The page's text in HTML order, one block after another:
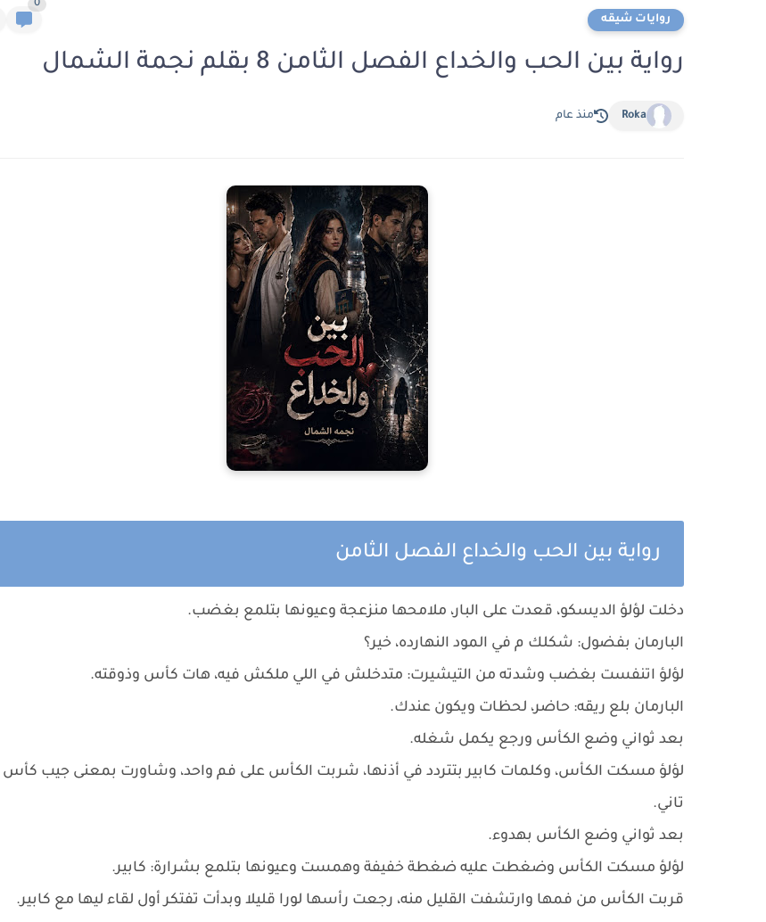
روايات شيقه
0
رواية بين الحب والخداع الفصل الثامن 8 بقلم نجمة الشمال
Roka منذ عام
رواية بين الحب والخداع الفصل الثامن
دخلت لؤلؤ الديسكو، قعدت على البار، ملامحها منزعجة وعيونها بتلمع بغضب.
البارمان بفضول: شكلك م في المود النهارده، خير؟
لؤلؤ اتنفست بغضب وشدته من التيشيرت: متدخلش في اللي ملكش فيه، هات كأس وذوقته.
البارمان بلع ريقه: حاضر، لحظات ويكون عندك.
بعد ثواني وضع الكأس ورجع يكمل شغله.
لؤلؤ مسكت الكأس، وكلمات كابير بتتردد في أذنها، شربت الكأس على فم واحد، وشاورت بمعنى جيب كأس
تاني.
بعد ثواني وضع الكأس بهدوء.
لؤلؤ مسكت الكأس وضغطت عليه ضغطة خفيفة وهمست وعيونها بتلمع بشرارة: كابير.
قربت الكأس من فمها وارتشفت القليل منه، رجعت رأسها لورا قليلا وبدأت تفتكر أول لقاء ليها مع كابير.